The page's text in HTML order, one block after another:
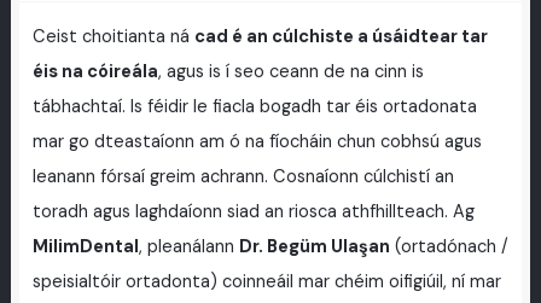
Ceist choitianta ná cad é an cúlchiste a úsáidtear tar
éis na cóireála, agus is í seo ceann de na cinn is
tábhachtaí. Is féidir le fiacla bogadh tar éis ortadonata
mar go dteastaíonn am ó na fíocháin chun cobhsú agus
leanann fórsaí greim achrann. Cosnaíonn cúlchistí an
toradh agus laghdaíonn siad an riosca athfhillteach. Ag
MilimDental, pleanálann Dr. Begüm Ulaşan (ortadónach /
speisialtóir ortadonta) coinneáil mar chéim oifigiúil, ní mar